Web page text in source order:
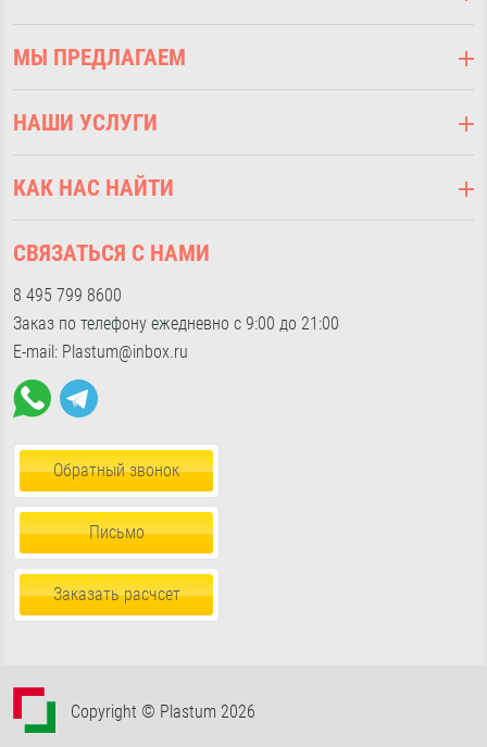
Оплата
Доставка
Наши услуги
Дизайнерам
Контакты
МЫ ПРЕДЛАГАЕМ
Откосы оконные
Отливы оконные
Стеновые панели
Напольные покрытия
Фурнитура для окон
Пена, герметики, клей
НАШИ УСЛУГИ
Монтаж подоконников ПВХ
Ламинация подоконников
Монтаж откосов
Доставка по России
КАК НАС НАЙТИ
Строительная ярмарка
«Славянский мир», Б24/2
Пн-Пт с 9:00 до 18:00, Сб-Вс с 10:30 до 17:00
СВЯЗАТЬСЯ С НАМИ
8 495 799 8600
Заказ по телефону ежедневно с 9:00 до 21:00
E-mail: Plastum@inbox.ru
Обратный звонок
Письмо
Заказать расчсет
Copyright © Plastum 2026